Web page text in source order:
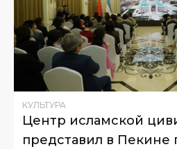
КУЛЬТУРА
Центр исламской
представил в Пекине